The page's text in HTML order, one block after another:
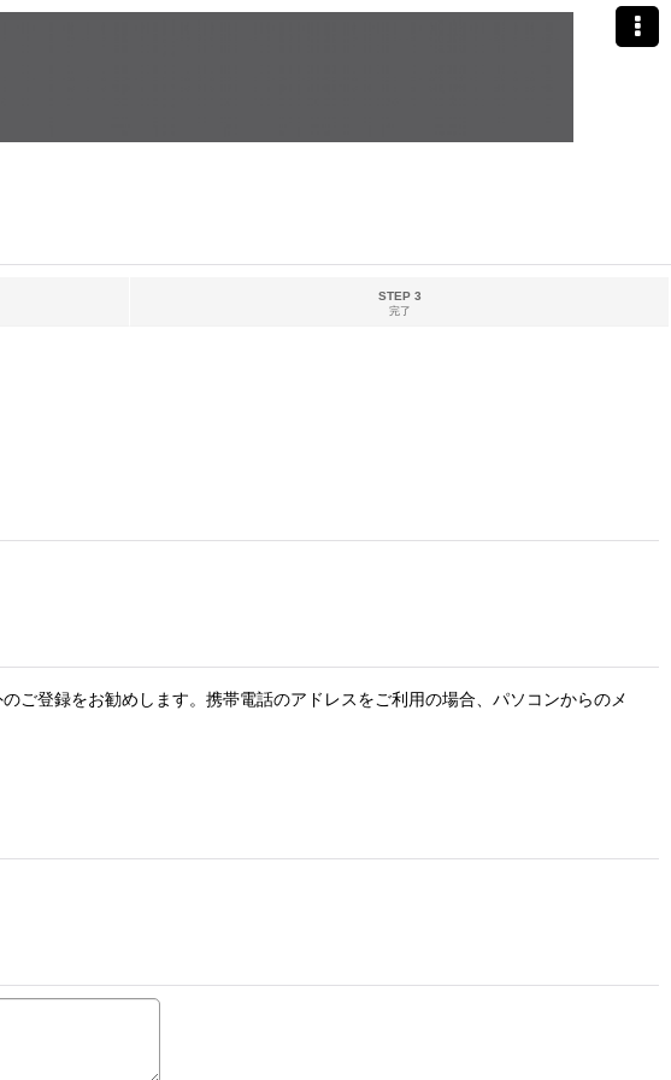
STEP 3
完了
ご登録をお勧めします。携帯電話のアドレスをご利用の場合、パソコンからのメ